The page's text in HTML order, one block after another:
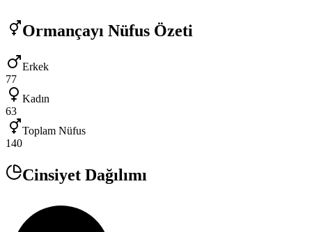
Ormançayı Nüfus Özeti
Erkek
77
Kadın
63
Toplam Nüfus
140
Cinsiyet Dağılımı